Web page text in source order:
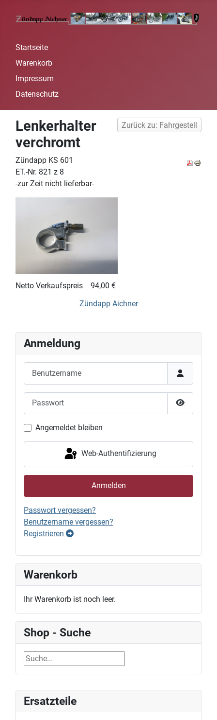
Startseite
Warenkorb
Impressum
Datenschutz
Ersatzteile
Zurück zu: Fahrgestell
Lenkerhalter
verchromt
Zündapp KS 601
ET.-Nr. 821 z 8
-zur Zeit nicht lieferbar-
Netto Verkaufspreis
94,00 €
Zündapp Aichner
Anmeldung
Passwort
Angemeldet bleiben
Web-Authentifizierung
Anmelden
Passwort vergessen?
Benutzername vergessen?
Registrieren
Warenkorb
Ihr Warenkorb ist noch leer.
Shop - Suche